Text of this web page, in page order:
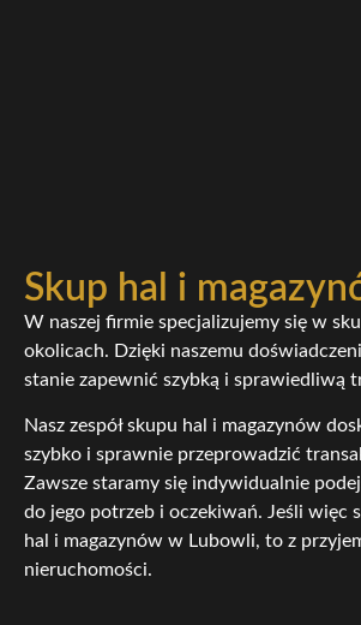
Skup hal i
W naszej firmie specjalizujemy się w
okolicach. Dzięki naszemu
stanie zapewnić szybką i sprawiedliwą
Nasz zespół skupu hal i magazynów
szybko i sprawnie przeprowadzić
Zawsze staramy się indywidualnie
do jego potrzeb i oczekiwań. Jeśli więc
hal i magazynów w Lubowli, to z
nieruchomości.